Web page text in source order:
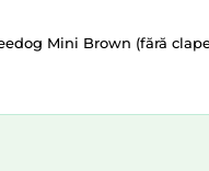
Mini Brown (fără